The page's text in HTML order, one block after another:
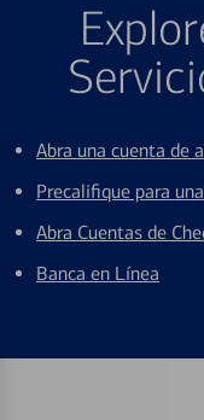
Abra una cuenta de
Precalifique para
Abra Cuentas de
Banca en Línea